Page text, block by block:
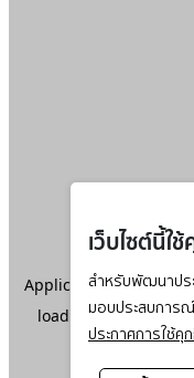
เว็บไซต์นี้ใ
สำหรับพัฒนาปร
มอบประสบการ
ประกาศการใช้คุ
Application error: a
loading